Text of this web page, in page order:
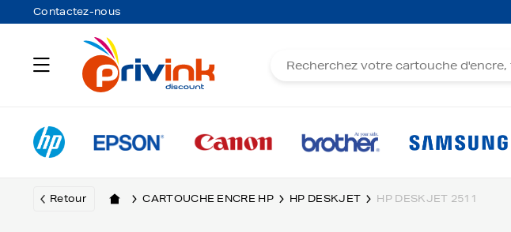
Contactez-nous
Retour CARTOUCHE ENCRE HP HP DESKJET HP DESKJET 2511